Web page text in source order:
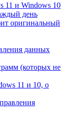
11 и Windows 10
день
оригинальный
данных
(которых не
11 и 10, о